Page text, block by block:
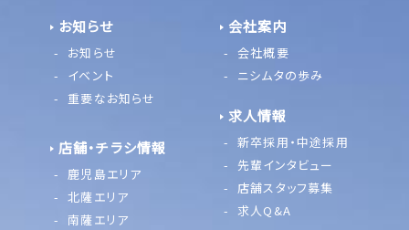
お知らせ
お知らせ
イベント
重要なお知らせ
店舗・チラシ情報
鹿児島エリア
北薩エリア
南薩エリア
会社案内
会社概要
ニシムタの歩み
求人情報
新卒採用・中途採用
先輩インタビュー
店舗スタッフ募集
求人Q&A